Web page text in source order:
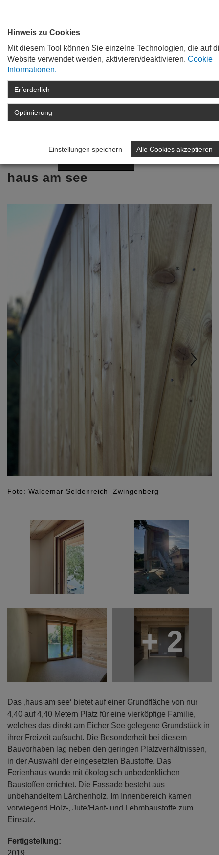
STARTSEITE
ARCHIV
TAG DER ARCHITEKTUR
2021
Zurück zur Übersicht
Nächstes Projekt
haus am see
Foto: Waldemar Seldenreich, Zwingenberg
+ 2
Das ‚haus am see‘ bietet auf einer Grundfläche von nur
4,40 auf 4,40 Metern Platz für eine vierköpfige Familie,
welches das direkt am Eicher See gelegene Grundstück in
ihrer Freizeit aufsucht. Die Besonderheit bei diesem
Bauvorhaben lag neben den geringen Platzverhältnissen,
in der Auswahl der eingesetzten Baustoffe. Das
Ferienhaus wurde mit ökologisch unbedenklichen
Baustoffen errichtet. Die Fassade besteht aus
unbehandeltem Lärchenholz. Im Innenbereich kamen
vorwiegend Holz-, Jute/Hanf- und Lehmbaustoffe zum
Einsatz.
Fertigstellung:
2019
Hinweis zu Cookies
Mit diesem Tool können Sie einzelne Technologien, die auf
Website verwendet werden, aktivieren/deaktivieren. Cookie
Informationen.
Erforderlich
Optimierung
Einstellungen speichern Alle Cookies akzeptieren